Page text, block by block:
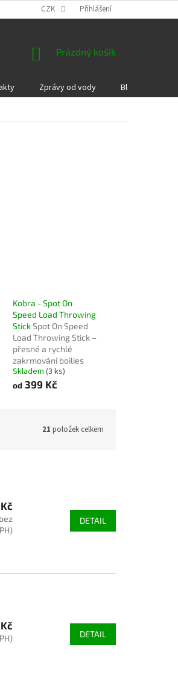
DÁRKOVÉ POUKAZY
CZK Přihlášení
NÁKUPNÍ
Prázdný košík
Zprávy od vody Blog
Kobra - Spot On
Speed Load Throwing
StickSpot On Speed
Load Throwing Stick –
přesné a rychlé
zakrmování boilies
Skladem (3 ks)
od399 Kč
21 položek celkem
DETAIL
DETAIL